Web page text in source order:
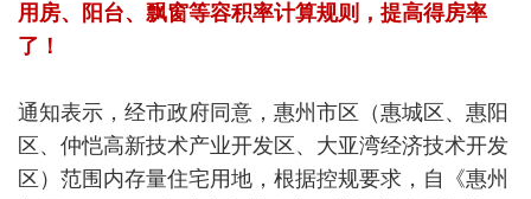
用房、阳台、飘窗等容积率计算规则，提高得房率
了！
通知表示，经市政府同意，惠州市区（惠城区、惠阳
区、仲恺高新技术产业开发区、大亚湾经济技术开发
区）范围内存量住宅用地，根据控规要求，自《惠州